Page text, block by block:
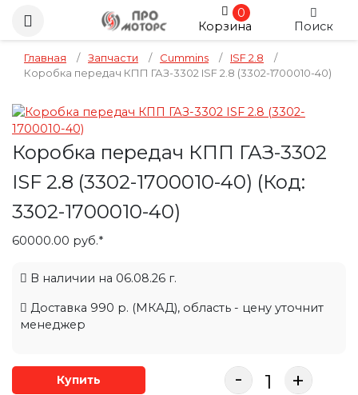
0
Корзина
Поиск
Главная / Запчасти / Cummins / ISF 2.8
/
Коробка передач КПП ГАЗ-3302 ISF 2.8 (3302-1700010-40)
Коробка передач КПП ГАЗ-3302
ISF 2.8 (3302-1700010-40) (Код:
3302-1700010-40)
60000.00 руб.*
В наличии на 06.08.26 г.
Доставка 990 р. (МКАД), область - цену уточнит
менеджер
Купить - +